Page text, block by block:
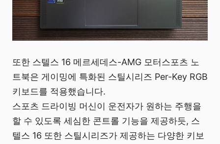
또한 스텔스 16 메르세데스-AMG 모터스포츠 노
트북은 게이밍에 특화된 스틸시리즈 Per-Key RGB
키보드를 적용했습니다.
스포츠 드라이빙 머신이 운전자가 원하는 주행을
할 수 있도록 세심한 콘트롤 기능을 제공하듯, 스
텔스 16 또한 스틸시리즈가 제공하는 다양한 키보